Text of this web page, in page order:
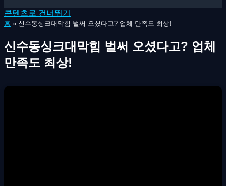
콘텐츠로 건너뛰기
홈 » 신수동싱크대막힘 벌써 오셨다고? 업체 만족도 최상!
신수동싱크대막힘 벌써 오셨다고? 업체
만족도 최상!